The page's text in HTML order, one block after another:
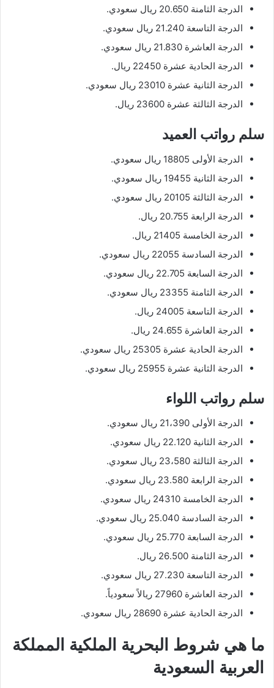
الدرجة الثامنة 20.650 ريال سعودي.
الدرجة التاسعة 21.240 ريال سعودي.
الدرجة العاشرة 21.830 ريال سعودي.
الدرجة الحادية عشرة 22450 ريال.
الدرجة الثانية عشرة 23010 ريال سعودي.
الدرجة الثالثة عشرة 23600 ريال.
سلم رواتب العميد
الدرجة الأولى 18805 ريال سعودي.
الدرجة الثانية 19455 ريال سعودي.
الدرجة الثالثة 20105 ريال سعودي.
الدرجة الرابعة 20.755 ريال.
الدرجة الخامسة 21405 ريال.
الدرجة السادسة 22055 ريال سعودي.
الدرجة السابعة 22.705 ريال سعودي.
الدرجة الثامنة 23355 ريال سعودي.
الدرجة التاسعة 24005 ريال.
الدرجة العاشرة 24.655 ريال.
الدرجة الحادية عشرة 25305 ريال سعودي.
الدرجة الثانية عشرة 25955 ريال سعودي.
سلم رواتب اللواء
الدرجة الأولى 21،390 ريال سعودي.
الدرجة الثانية 22.120 ريال سعودي.
الدرجة الثالثة 23،580 ريال سعودي.
الدرجة الرابعة 23.580 ريال سعودي.
الدرجة الخامسة 24310 ريال سعودي.
الدرجة السادسة 25.040 ريال سعودي.
الدرجة السابعة 25.770 ريال سعودي.
الدرجة الثامنة 26.500 ريال.
الدرجة التاسعة 27.230 ريال سعودي.
الدرجة العاشرة 27960 ريالاً سعودياً.
الدرجة الحادية عشرة 28690 ريال سعودي.
ما هي شروط البحرية الملكية المملكة
العربية السعودية